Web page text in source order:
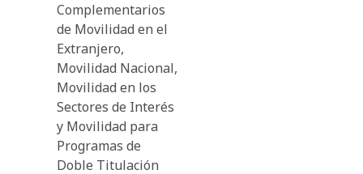
Complementarios
de Movilidad en el
Extranjero,
Movilidad Nacional,
Movilidad en los
Sectores de Interés
y Movilidad para
Programas de
Doble Titulación